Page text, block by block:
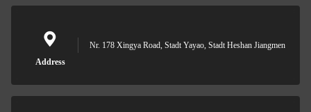
Address
Nr. 178 Xingya Road, Stadt Yayao, Stadt Heshan Jiangmen